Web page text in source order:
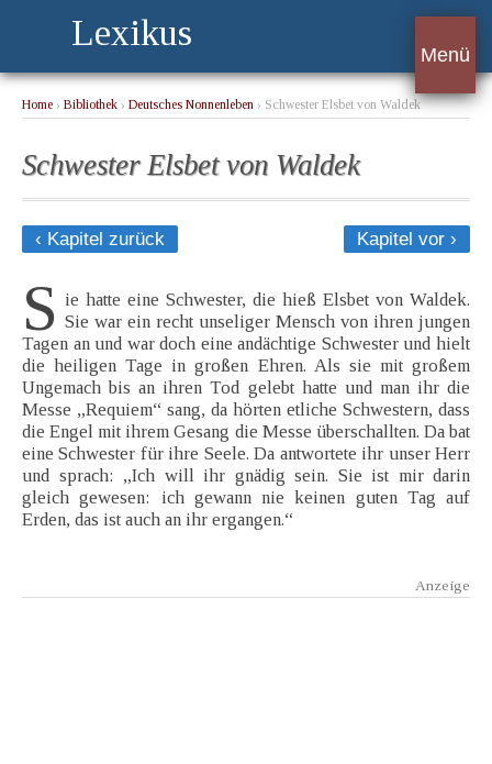
Lexikus
Menü
Home › Bibliothek › Deutsches Nonnenleben › Schwester Elsbet von Waldek
Schwester Elsbet von Waldek
‹ Kapitel zurück Kapitel vor ›
S ie hatte eine Schwester, die hieß Elsbet von Waldek.
Sie war ein recht unseliger Mensch von ihren jungen
Tagen an und war doch eine andächtige Schwester und hielt
die heiligen Tage in großen Ehren. Als sie mit großem
Ungemach bis an ihren Tod gelebt hatte und man ihr die
Messe „Requiem“ sang, da hörten etliche Schwestern, dass
die Engel mit ihrem Gesang die Messe überschallten. Da bat
eine Schwester für ihre Seele. Da antwortete ihr unser Herr
und sprach: „Ich will ihr gnädig sein. Sie ist mir darin
gleich gewesen: ich gewann nie keinen guten Tag auf
Erden, das ist auch an ihr ergangen.“